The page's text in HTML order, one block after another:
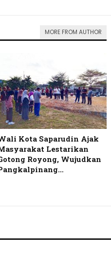
MORE FROM AUTHOR
Kota Saparudin Ajak
Lestarikan
Royong, Wujudkan